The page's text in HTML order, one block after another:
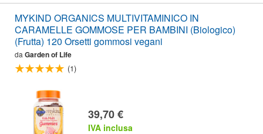
MYKIND ORGANICS MULTIVITAMINICO IN
CARAMELLE GOMMOSE PER BAMBINI (Biologico)
(Frutta) 120 Orsetti gommosi vegani
da Garden of Life
(1)
39,70 €
IVA inclusa